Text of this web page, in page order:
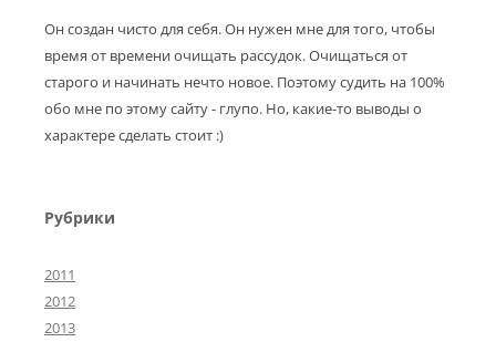
Он создан чисто для себя. Он нужен мне для того, чтобы
время от времени очищать рассудок. Очищаться от
старого и начинать нечто новое. Поэтому судить на 100%
обо мне по этому сайту - глупо. Но, какие-то выводы о
характере сделать стоит :)
Рубрики
2011
2012
2013